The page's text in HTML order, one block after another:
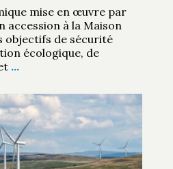
mise en œuvre par
accession à la Maison
objectifs de sécurité
écologique, de
…